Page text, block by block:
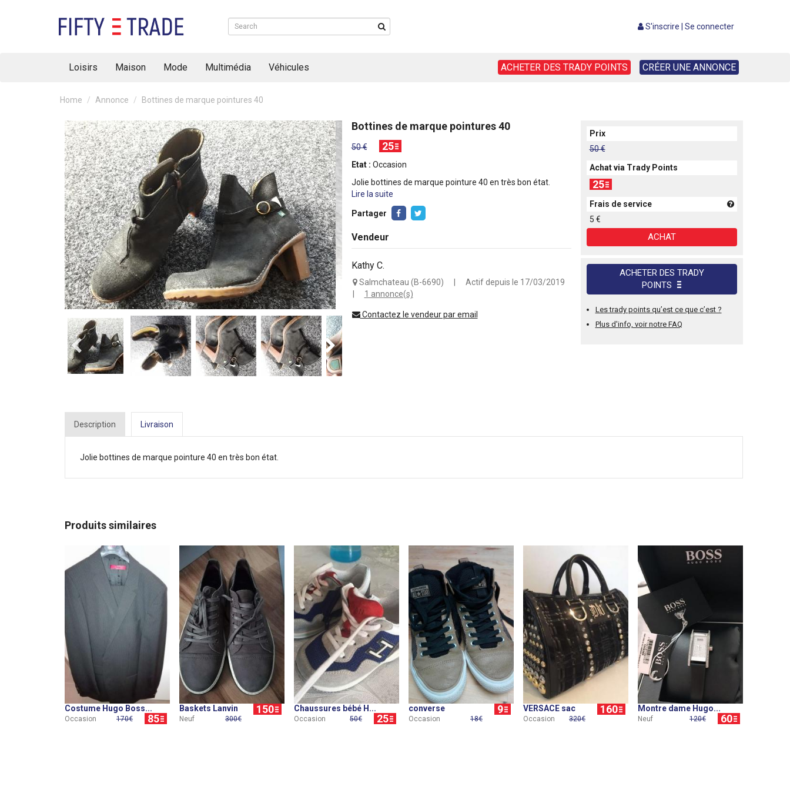
S'inscrire Se connecter
Loisirs Maison Mode Multimédia Véhicules ACHETER DES TRADY POINTS CRÉER UNE ANNONCE
Home Annonce Bottines de marque pointures 40
Bottines de marque pointures 40
50 € 25
Etat : Occasion
Jolie bottines de marque pointure 40 en très bon état.
Lire la suite
Partager
Vendeur
Kathy C.
Salmchateau (B-6690)
Actif depuis le 17/03/2019
1 annonce(s)
Contactez le vendeur par email
Prix
50 €
Achat via Trady Points
25
Frais de service
5 €
ACHAT
ACHETER DES TRADY
POINTS
Les trady points qu’est ce que c’est ?
Plus d'info, voir notre FAQ
Description Livraison
Jolie bottines de marque pointure 40 en très bon état.
Produits similaires
Costume Hugo Boss...
85
Occasion 170€
Baskets Lanvin 150
Neuf 300€
Chaussures bébé H...
25
Occasion 50€
converse 9
Occasion 18€
VERSACE sac 160
Occasion 320€
Montre dame Hugo...
60
Neuf 120€